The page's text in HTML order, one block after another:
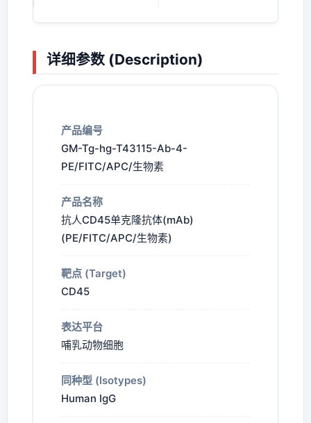
详细参数 (Description)
产品编号
GM-Tg-hg-T43115-Ab-4-
PE/FITC/APC/生物素
产品名称
抗人CD45单克隆抗体(mAb)
(PE/FITC/APC/生物素)
靶点 (Target)
CD45
表达平台
哺乳动物细胞
同种型 (Isotypes)
Human IgG